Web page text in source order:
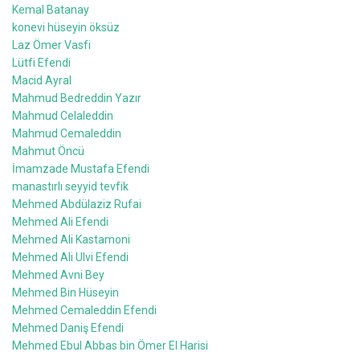
Kemal Batanay
konevi hüseyin öksüz
Laz Ömer Vasfi
Lütfi Efendi
Macid Ayral
Mahmud Bedreddin Yazır
Mahmud Celaleddin
Mahmud Cemaleddin
Mahmut Öncü
İmamzade Mustafa Efendi
manastırlı seyyid tevfik
Mehmed Abdülaziz Rufai
Mehmed Ali Efendi
Mehmed Ali Kastamoni
Mehmed Ali Ulvi Efendi
Mehmed Avni Bey
Mehmed Bin Hüseyin
Mehmed Cemaleddin Efendi
Mehmed Daniş Efendi
Mehmed Ebul Abbas bin Ömer El Harisi